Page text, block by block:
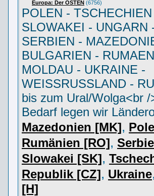
Europa: Der OSTEN (6756)
POLEN -
SLOWAKEI - UNGARN
SERBIEN -
BULGARIEN -
MOLDAU - UKRAINE -
WEISSRUSSLAND -
bis zum Ural/Wolga<br /
Bedarf legen wir
Mazedonien [MK],
Rumänien [RO],
Slowakei [SK],
Republik [CZ], Ukraine
[H]